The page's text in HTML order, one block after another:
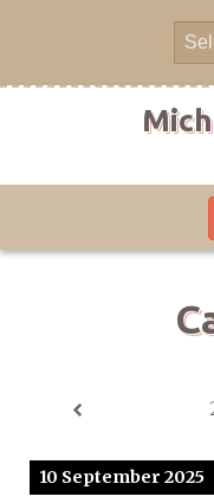
10 September 2025